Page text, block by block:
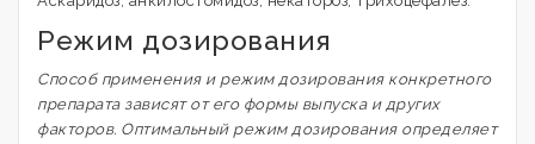
Режим дозирования
Способ применения и режим дозирования конкретного
препарата зависят от его формы выпуска и других
факторов. Оптимальный режим дозирования определяет